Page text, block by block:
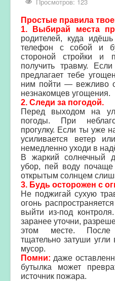
Простые правила
1. Выбирай места
родителей, куда
телефон с собой и
стороной стройки и
получить травму.
предлагает тебе
ним пойти — вежливо
незнакомцев угощения.
2. Следи за погодой.
Перед выходом на
погоды. При
прогулку. Если ты уже
усиливается ветер
немедленно уходи в
В жаркий солнечный
убор, пей воду
открытым солнцем
3. Будь осторожен с
Не поджигай сухую
огонь
выйти из-под
заранее уточни,
этом месте. После
тщательно затуши
мусор.
Помни: даже
бутылка может
источник пожара.